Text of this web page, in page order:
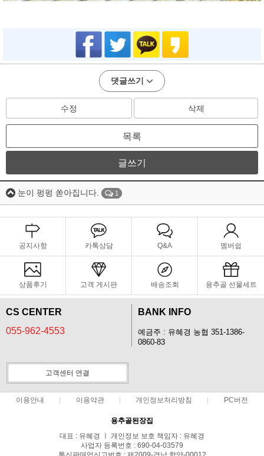
댓글쓰기
수정 삭제
목록
글쓰기
눈이 펑펑 쏟아집니다. 1
공지사항 카톡상담 Q&A 멤버쉽
상품후기 고객 게시판 배송조회 용추골 선물세트
CS CENTER
055-962-4553
BANK INFO
예금주 : 유혜경 농협 351-1386-
0860-83
고객센터 연결
이용안내 이용약관 개인정보처리방침 PC버전
용추골된장집
대표 : 유혜경 ㅣ 개인정보 보호 책임자 : 유혜경
사업자 등록번호 : 690-04-03579